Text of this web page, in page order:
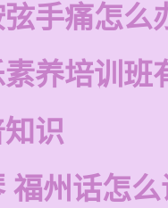
手痛怎么
养培训班
识
福州话怎